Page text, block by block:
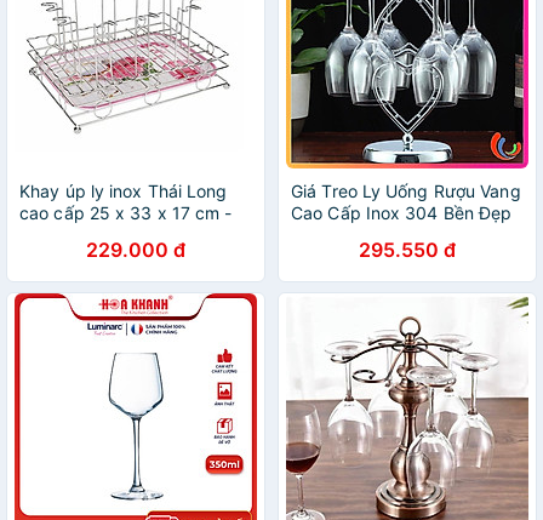
Khay úp ly inox Thái Long
cao cấp 25 x 33 x 17 cm -
229.000 đ
Giá Treo Ly Uống Rượu Vang
Cao Cấp Inox 304 Bền Đẹp
295.550 đ